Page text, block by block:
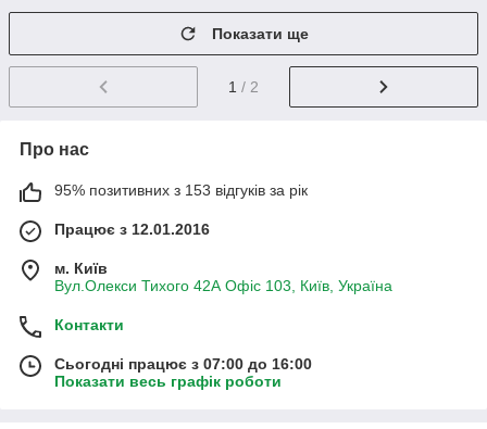
Показати ще
1 / 2
Про нас
95% позитивних з 153 відгуків за рік
Працює з 12.01.2016
м. Київ
Вул.Олекси Тихого 42А Офіс 103, Київ, Україна
Контакти
Сьогодні працює з 07:00 до 16:00
Показати весь графік роботи